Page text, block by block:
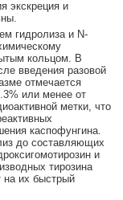
экскреция и
гидролиза и N-
кольцом. В
введения разовой
отмечается
или менее от
метки, что
каспофунгина.
до составляющих
и
тирозина
на их быстрый